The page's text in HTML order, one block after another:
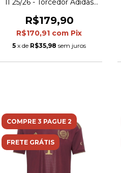
II 25/26 - Torcedor Adidas
detalhes em vermelho e
azul
R$179,90
R$170,91 com Pix
5 x de R$35,98 sem juros
COMPRE 3 PAGUE 2
FRETE GRÁTIS